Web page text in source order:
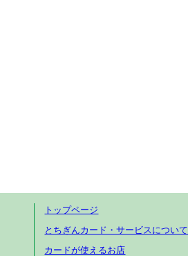
トップページ
とちぎんカード・サービスについて
カードが使えるお店